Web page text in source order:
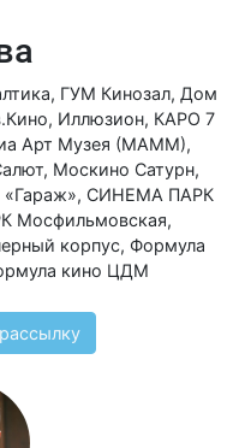
, ГУМ Кинозал, Дом
, Иллюзион, КАРО 7
Арт Музея (МАММ),
, Москино Сатурн,
«Гараж», СИНЕМА ПАРК
Мосфильмовская,
корпус, Формула
кино ЦДМ